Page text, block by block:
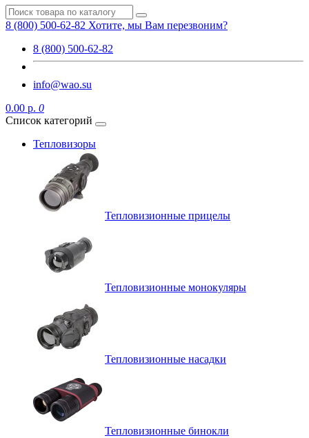
8 (800) 500-62-82 Хотите, мы Вам перезвоним?
8 (800) 500-62-82
info@wao.su
0.00 р. 0
Список категорий
Тепловизоры
Тепловизионные прицелы
Тепловизионные монокуляры
Тепловизионные насадки
Тепловизионные бинокли